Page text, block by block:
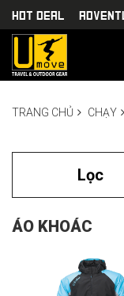
HOT DEAL
TRANG CHỦ CHẠY
Lọc
ÁO KHOÁC